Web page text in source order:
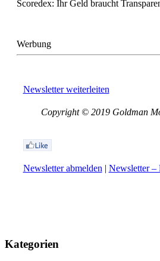
Scoredex: Ihr Geld braucht
Werbung
Newsletter weiterleiten
Copyright © 2019 Goldman
Newsletter abmelden | Newsletter –
Kategorien